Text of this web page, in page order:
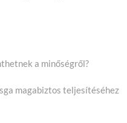
a minőségről?
magabiztos teljesítéséhez